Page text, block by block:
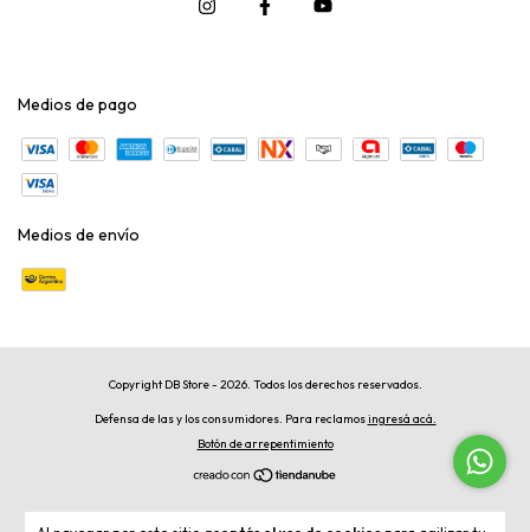
Medios de pago
Medios de envío
Copyright DB Store - 2026. Todos los derechos reservados.
Defensa de las y los consumidores. Para reclamosingresá acá.
Botón de arrepentimiento